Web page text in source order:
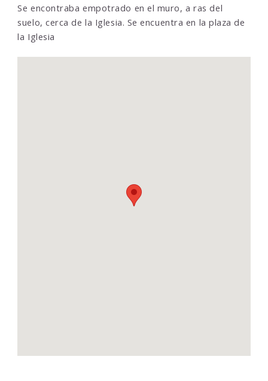
Se encontraba empotrado en el muro, a ras del
suelo, cerca de la Iglesia. Se encuentra en la plaza de
la Iglesia